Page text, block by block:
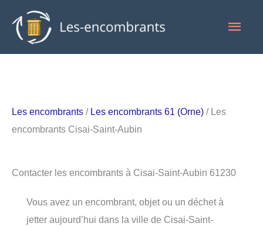
contenu
Les encombrants / Les encombrants 61 (Orne) / Les
encombrants Cisai-Saint-Aubin
Contacter les encombrants à Cisai-Saint-Aubin 61230
Vous avez un encombrant, objet ou un déchet à
jetter aujourd’hui dans la ville de Cisai-Saint-